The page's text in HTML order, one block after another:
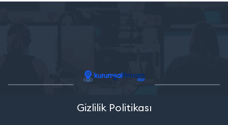
Gizlilik Politikası